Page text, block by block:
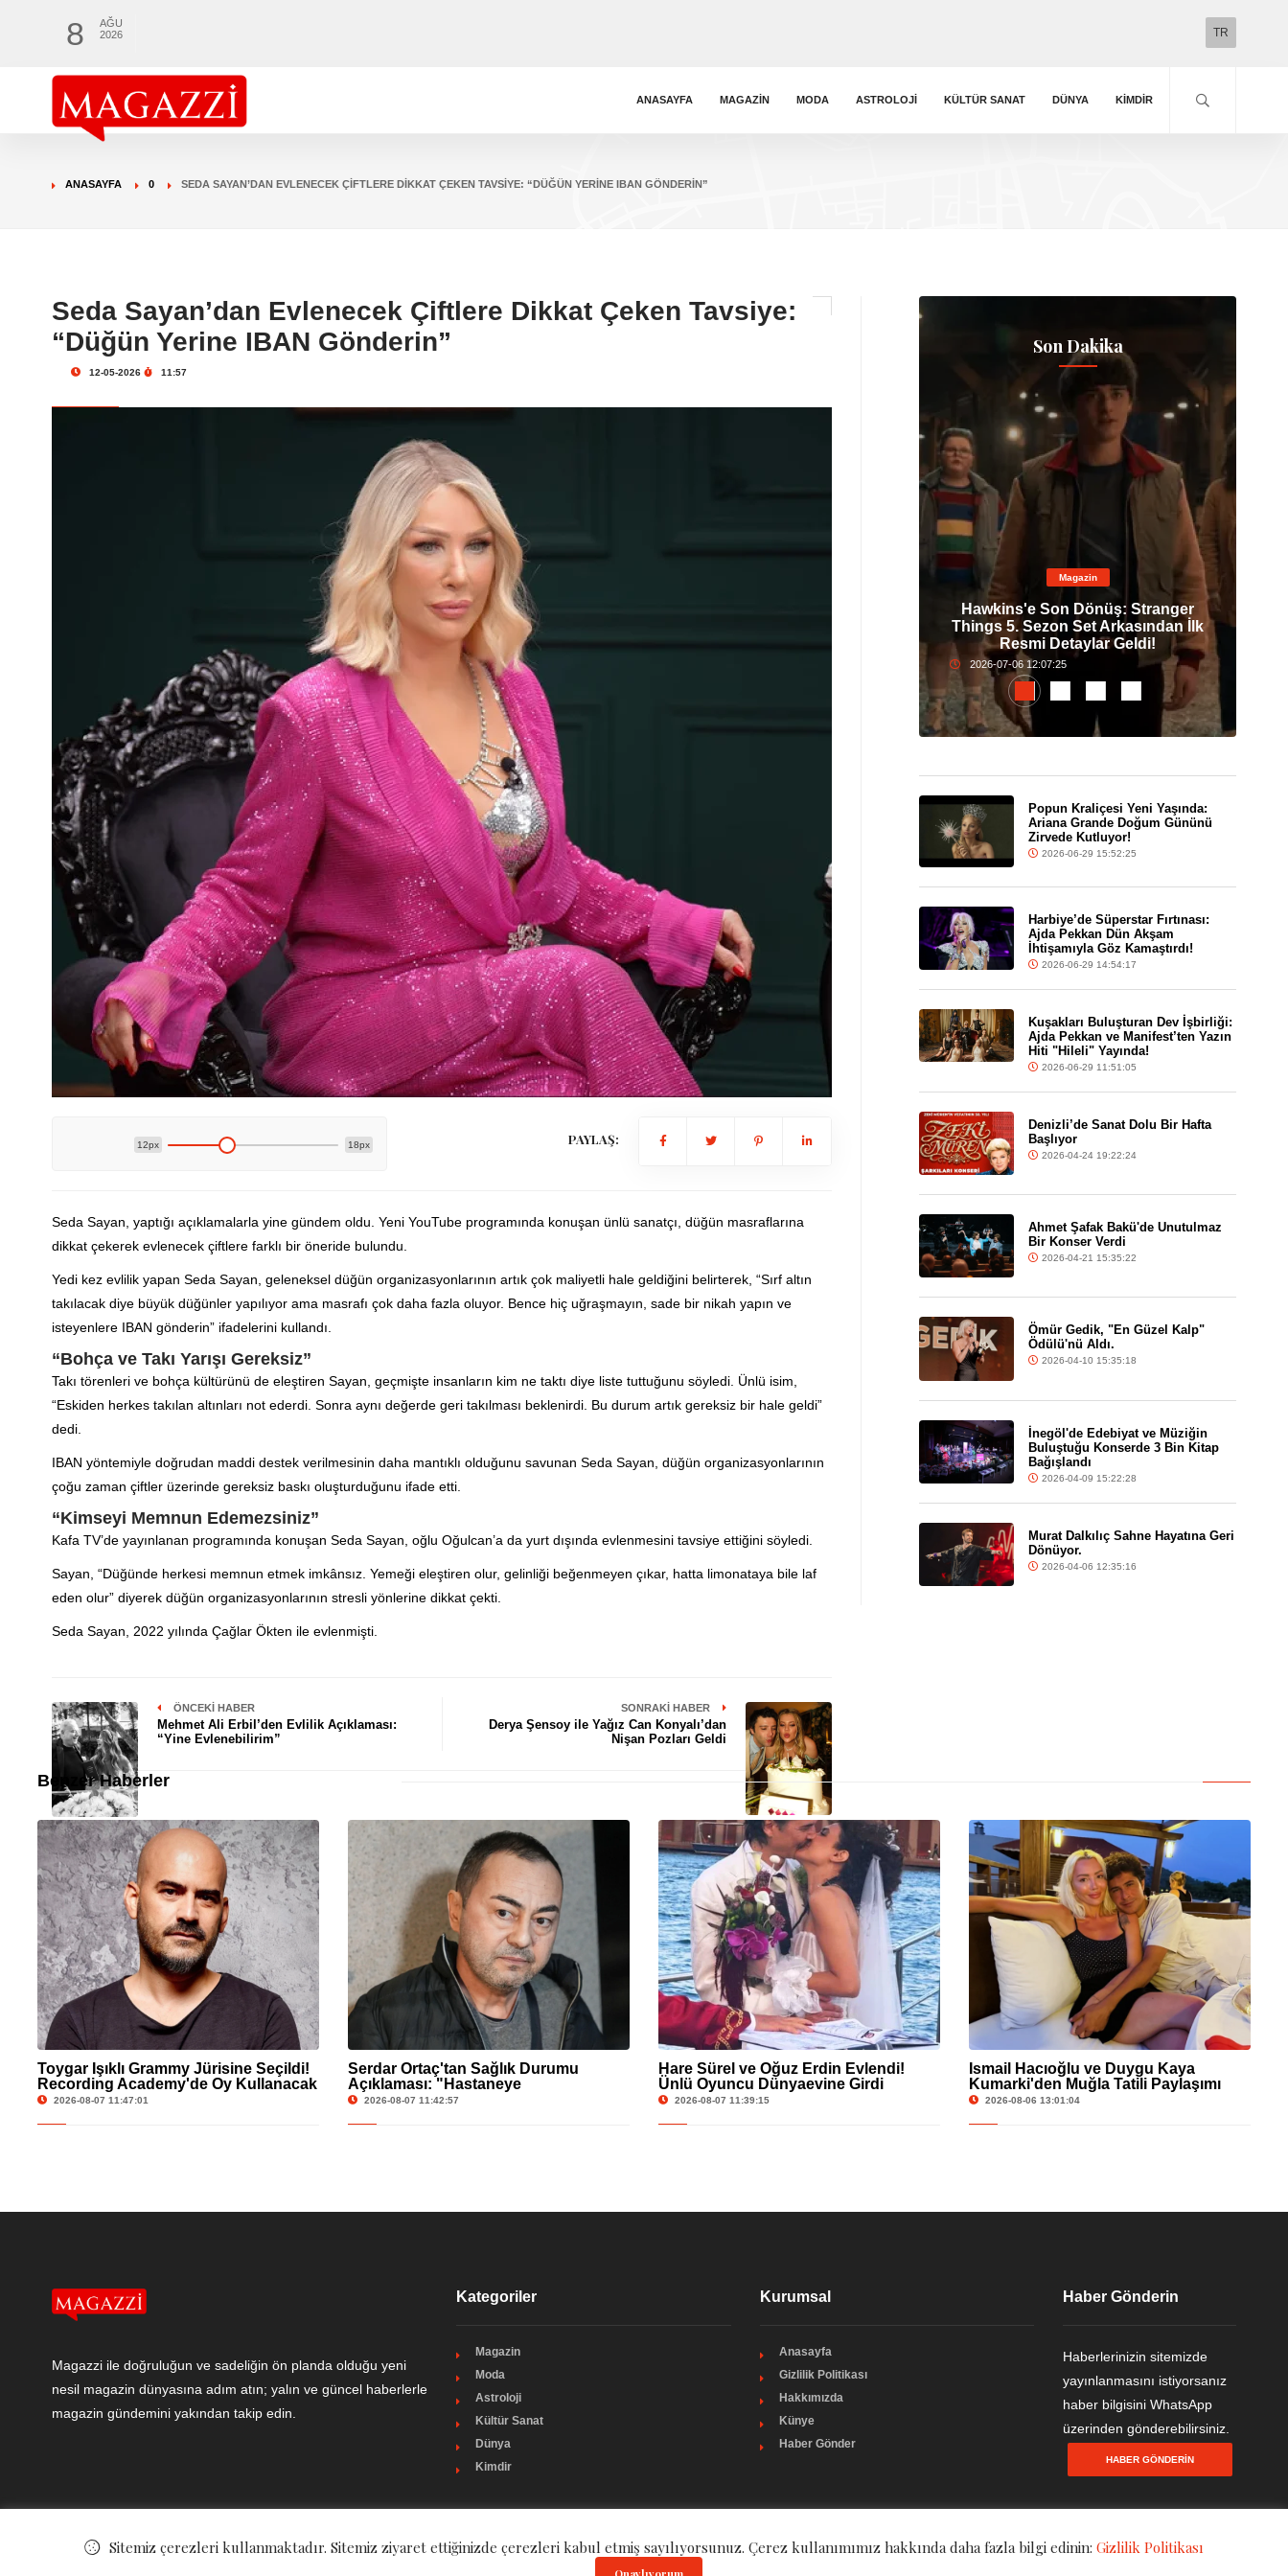
8
AĞU
2026
TR
ANASAYFA MAGAZIN MODA ASTROLOJI KÜLTÜR SANAT DÜNYA KIMDIR
ANASAYFA 0 SEDA SAYAN’DAN EVLENECEK ÇIFTLERE DIKKAT ÇEKEN TAVSIYE: “DÜĞÜN YERINE IBAN GÖNDERIN”
Seda Sayan’dan Evlenecek Çiftlere Dikkat Çeken Tavsiye:
“Düğün Yerine IBAN Gönderin”
12-05-2026 11:57
12px 18px PAYLAŞ:
Seda Sayan, yaptığı açıklamalarla yine gündem oldu. Yeni YouTube programında konuşan ünlü sanatçı, düğün masraflarına
dikkat çekerek evlenecek çiftlere farklı bir öneride bulundu.
Yedi kez evlilik yapan Seda Sayan, geleneksel düğün organizasyonlarının artık çok maliyetli hale geldiğini belirterek, “Sırf altın
takılacak diye büyük düğünler yapılıyor ama masrafı çok daha fazla oluyor. Bence hiç uğraşmayın, sade bir nikah yapın ve
isteyenlere IBAN gönderin” ifadelerini kullandı.
“Bohça ve Takı Yarışı Gereksiz”
Takı törenleri ve bohça kültürünü de eleştiren Sayan, geçmişte insanların kim ne taktı diye liste tuttuğunu söyledi. Ünlü isim,
“Eskiden herkes takılan altınları not ederdi. Sonra aynı değerde geri takılması beklenirdi. Bu durum artık gereksiz bir hale geldi”
dedi.
IBAN yöntemiyle doğrudan maddi destek verilmesinin daha mantıklı olduğunu savunan Seda Sayan, düğün organizasyonlarının
çoğu zaman çiftler üzerinde gereksiz baskı oluşturduğunu ifade etti.
“Kimseyi Memnun Edemezsiniz”
Kafa TV’de yayınlanan programında konuşan Seda Sayan, oğlu Oğulcan’a da yurt dışında evlenmesini tavsiye ettiğini söyledi.
Sayan, “Düğünde herkesi memnun etmek imkânsız. Yemeği eleştiren olur, gelinliği beğenmeyen çıkar, hatta limonataya bile laf
eden olur” diyerek düğün organizasyonlarının stresli yönlerine dikkat çekti.
Seda Sayan, 2022 yılında Çağlar Ökten ile evlenmişti.
ÖNCEKI HABER
Mehmet Ali Erbil’den Evlilik Açıklaması:
“Yine Evlenebilirim”
SONRAKI HABER
Derya Şensoy ile Yağız Can Konyalı’dan
Nişan Pozları Geldi
Son Dakika
Magazin
Hawkins'e Son Dönüş: Stranger
Things 5. Sezon Set Arkasından İlk
Resmi Detaylar Geldi!
2026-07-06 12:07:25
Popun Kraliçesi Yeni Yaşında:
Ariana Grande Doğum Gününü
Zirvede Kutluyor!
2026-06-29 15:52:25
Harbiye’de Süperstar Fırtınası:
Ajda Pekkan Dün Akşam
İhtişamıyla Göz Kamaştırdı!
2026-06-29 14:54:17
Kuşakları Buluşturan Dev İşbirliği:
Ajda Pekkan ve Manifest’ten Yazın
Hiti "Hileli" Yayında!
2026-06-29 11:51:05
Denizli’de Sanat Dolu Bir Hafta
Başlıyor
2026-04-24 19:22:24
Ahmet Şafak Bakü'de Unutulmaz
Bir Konser Verdi
2026-04-21 15:35:22
Ömür Gedik, "En Güzel Kalp"
Ödülü'nü Aldı.
2026-04-10 15:35:18
İnegöl'de Edebiyat ve Müziğin
Buluştuğu Konserde 3 Bin Kitap
Bağışlandı
2026-04-09 15:22:28
Murat Dalkılıç Sahne Hayatına Geri
Dönüyor.
2026-04-06 12:35:16
Benzer Haberler
Toygar Işıklı Grammy Jürisine Seçildi!
Recording Academy'de Oy Kullanacak
2026-08-07 11:47:01
Serdar Ortaç'tan Sağlık Durumu
Açıklaması: "Hastaneye
Kaldırılmadım"
2026-08-07 11:42:57
Hare Sürel ve Oğuz Erdin Evlendi!
Ünlü Oyuncu Dünyaevine Girdi
2026-08-07 11:39:15
İsmail Hacıoğlu ve Duygu Kaya
Kumarki'den Muğla Tatili Paylaşımı
2026-08-06 13:01:04
Magazzi ile doğruluğun ve sadeliğin ön planda olduğu yeni
nesil magazin dünyasına adım atın; yalın ve güncel haberlerle
magazin gündemini yakından takip edin.
Kategoriler
Magazin
Moda
Astroloji
Kültür Sanat
Dünya
Kimdir
Kurumsal
Anasayfa
Gizlilik Politikası
Hakkımızda
Künye
Haber Gönder
Haber Gönderin
Haberlerinizin sitemizde
yayınlanmasını istiyorsanız
haber bilgisini WhatsApp
üzerinden gönderebilirsiniz.
HABER GÖNDERIN
Sitemiz çerezleri kullanmaktadır. Sitemiz ziyaret ettiğinizde çerezleri kabul etmiş sayılıyorsunuz. Çerez kullanımımız hakkında daha fazla bilgi edinin: Gizlilik Politikası